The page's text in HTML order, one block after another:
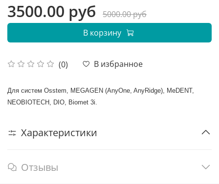
(0) В избранное
3500.00 руб
5000.00 руб
В корзину
Для систем Osstem, MEGAGEN (AnyOne, AnyRidge), MeDENT,
NEOBIOTECH, DIO, Biomet 3i.
Характеристики
Отзывы